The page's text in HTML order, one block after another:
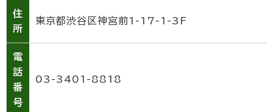
住
所
東京都渋谷区神宮前1-17-1-3F
電
話
番
号
03-3401-8818